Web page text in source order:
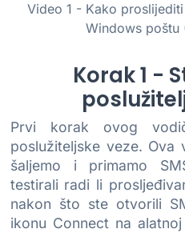
Video 1 - Kako
Windows poštu
Korak 1 -
Prvi korak ovog
poslužiteljske veze.
šaljemo i primamo
testirali radi li
nakon što ste otvorili
ikonu Connect na